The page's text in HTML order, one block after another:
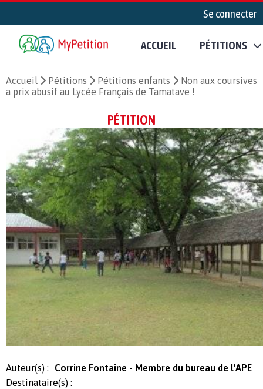
Se connecter
ACCUEIL PÉTITIONS
Accueil Pétitions Pétitions enfants
Non aux coursives
a prix abusif au Lycée Français de Tamatave !
PÉTITION
Auteur(s) :
Corrine Fontaine - Membre du bureau de l'APE
Destinataire(s) :